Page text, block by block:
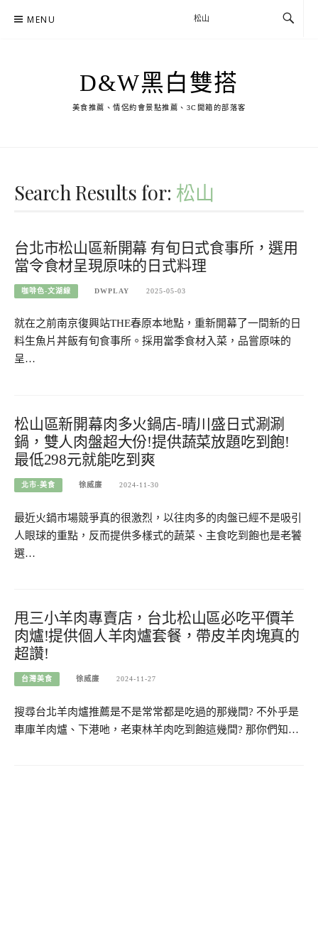
MENU
D&W黑白雙搭
美食推薦、情侶約會景點推薦、3C開箱的部落客
Search Results for: 松山
台北市松山區新開幕 有旬日式食事所，選用
當令食材呈現原味的日式料理
咖啡色-文湖線 DWPLAY 2025-05-03
就在之前南京復興站THE春原本地點，重新開幕了一間新的日
料生魚片丼飯有旬食事所。採用當季食材入菜，品嘗原味的
呈…
松山區新開幕肉多火鍋店-晴川盛日式涮涮
鍋，雙人肉盤超大份!提供蔬菜放題吃到飽!
最低298元就能吃到爽
北市-美食 徐威廉 2024-11-30
最近火鍋市場競爭真的很激烈，以往肉多的肉盤已經不是吸引
人眼球的重點，反而提供多樣式的蔬菜、主食吃到飽也是老饕
選…
甩三小羊肉專賣店，台北松山區必吃平價羊
肉爐!提供個人羊肉爐套餐，帶皮羊肉塊真的
超讚!
台灣美食 徐威廉 2024-11-27
搜尋台北羊肉爐推薦是不是常常都是吃過的那幾間? 不外乎是
車庫羊肉爐、下港吔，老東林羊肉吃到飽這幾間? 那你們知…